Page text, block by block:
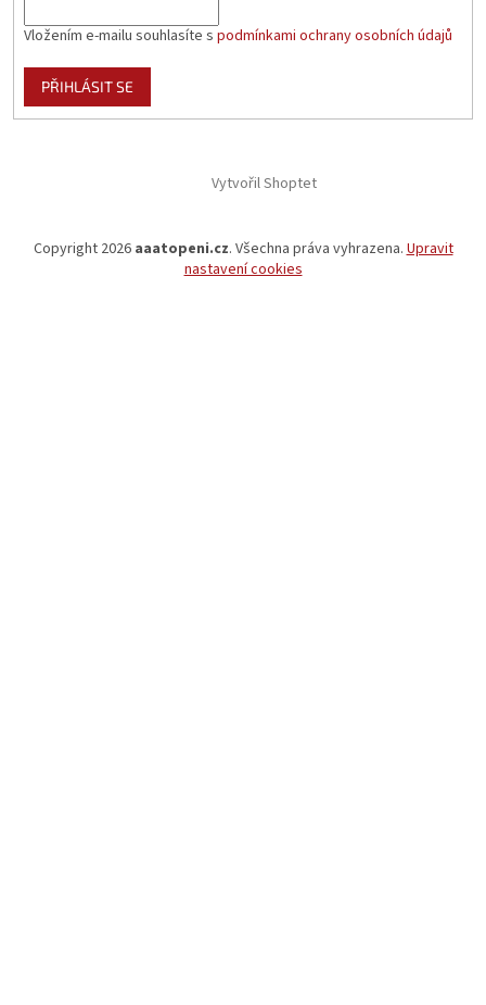
Vložením e-mailu souhlasíte s podmínkami ochrany osobních údajů
PŘIHLÁSIT SE
Vytvořil Shoptet
Copyright 2026 aaatopeni.cz. Všechna práva vyhrazena. Upravit
nastavení cookies